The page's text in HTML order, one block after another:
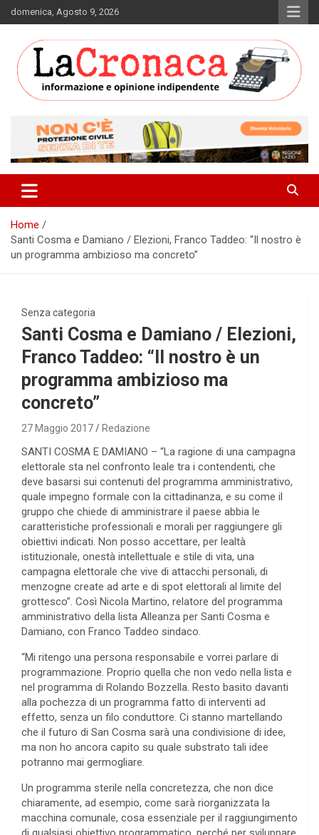
Skip
to
domenica, Agosto 9, 2026
La Cronaca Quotidiano
Home
Santi Cosma e Damiano / Elezioni, Franco Taddeo: “Il nostro è
un programma ambizioso ma concreto”
Senza categoria
Santi Cosma e Damiano / Elezioni,
Franco Taddeo: “Il nostro è un
programma ambizioso ma
concreto”
27 Maggio 2017 Redazione
SANTI COSMA E DAMIANO – “La ragione di una campagna
elettorale sta nel confronto leale tra i contendenti, che
deve basarsi sui contenuti del programma amministrativo,
quale impegno formale con la cittadinanza, e su come il
gruppo che chiede di amministrare il paese abbia le
caratteristiche professionali e morali per raggiungere gli
obiettivi indicati. Non posso accettare, per lealtà
istituzionale, onestà intellettuale e stile di vita, una
campagna elettorale che vive di attacchi personali, di
menzogne create ad arte e di spot elettorali al limite del
grottesco”. Così Nicola Martino, relatore del programma
amministrativo della lista Alleanza per Santi Cosma e
Damiano, con Franco Taddeo sindaco.
“Mi ritengo una persona responsabile e vorrei parlare di
programmazione. Proprio quella che non vedo nella lista e
nel programma di Rolando Bozzella. Resto basito davanti
alla pochezza di un programma fatto di interventi ad
effetto, senza un filo conduttore. Ci stanno martellando
che il futuro di San Cosma sarà una condivisione di idee,
ma non ho ancora capito su quale substrato tali idee
potranno mai germogliare.
Un programma sterile nella concretezza, che non dice
chiaramente, ad esempio, come sarà riorganizzata la
macchina comunale, cosa essenziale per il raggiungimento